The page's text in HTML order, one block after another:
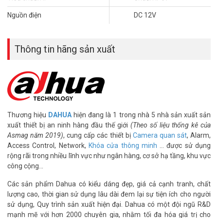
minh
– Chuẩn chống nước IP67
Để cập nhật thông tin giá camera giám sát DAHUA mới nhất, quý
khách hàng vui lòng liên hệ HOTLINE 1900 9259 – (028) 35 166 166
– (028) 3962 5555 – (024) 6256 1111 – (024) 3273 6666 để được
hỗ trợ tốt nhất.
– Facebook: https://www.facebook.com/vuhoangtelecom/
– Youtube:https://www.youtube.com/c/VuhoangTVChannel
– Website:https://vuhoangtelecom.vn/
Nguồn điện DC 12V
Thông tin hãng sản xuất
Thương hiệu DAHUA hiện đang là 1 trong nhà 5 nhà sản xuất sản
xuất thiết bị an ninh hàng đầu thế giới (Theo số liệu thống kê của
Asmag năm 2019), cung cấp các thiết bị Camera quan sát, Alarm,
Access Control, Network, Khóa cửa thông minh … được sử dụng
rộng rãi trong nhiều lĩnh vực như ngân hàng, cơ sở hạ tầng, khu vực
công cộng…
Các sản phẩm Dahua có kiểu dáng đẹp, giá cả cạnh tranh, chất
lượng cao, thời gian sử dụng lâu dài đem lại sự tiện ích cho người
sử dụng, Quy trình sản xuất hiện đại. Dahua có một đội ngũ R&D
mạnh mẽ với hơn 2000 chuyên gia, nhằm tối đa hóa giá trị cho